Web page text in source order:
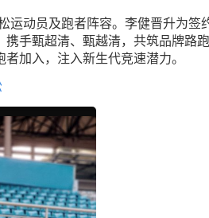
运动员及跑者阵容。李健晋升为签
携手甄超清、甄越清，共筑品牌路
加入，注入新生代竞速潜力。